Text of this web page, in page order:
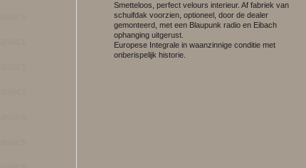
Smetteloos, perfect velours interieur. Af fabriek van
schuifdak voorzien, optioneel, door de dealer
gemonteerd, met een Blaupunk radio en Eibach
ophanging uitgerust.
Europese Integrale in waanzinnige conditie met
onberispelijk historie.